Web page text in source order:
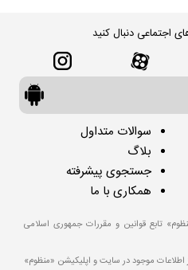
اجتماعی دنبال کنید
سوالات متداول
بلاگ
جستجوی پیشرفته
همکاری با ما
تابع قوانین و مقررات جمهوری اسلامی
اطلاعات موجود در سایت و اپلیکیشن «منظوم»